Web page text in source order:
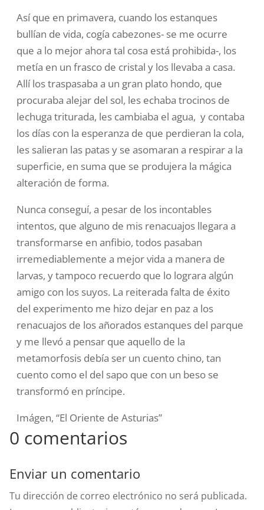
Así que en primavera, cuando los estanques
bullían de vida, cogía cabezones- se me ocurre
que a lo mejor ahora tal cosa está prohibida-, los
metía en un frasco de cristal y los llevaba a casa.
Allí los traspasaba a un gran plato hondo, que
procuraba alejar del sol, les echaba trocinos de
lechuga triturada, les cambiaba el agua, y contaba
los días con la esperanza de que perdieran la cola,
les salieran las patas y se asomaran a respirar a la
superficie, en suma que se produjera la mágica
alteración de forma.
Nunca conseguí, a pesar de los incontables
intentos, que alguno de mis renacuajos llegara a
transformarse en anfibio, todos pasaban
irremediablemente a mejor vida a manera de
larvas, y tampoco recuerdo que lo lograra algún
amigo con los suyos. La reiterada falta de éxito
del experimento me hizo dejar en paz a los
renacuajos de losañorados estanques del parque
y me llevó a pensar que aquello de la
metamorfosis debía ser un cuento chino, tan
cuento como el del sapo que con un beso se
transformó en príncipe.
Imágen, “El Oriente de Asturias”
0 comentarios
Enviar un comentario
Tu dirección de correo electrónico no será publicada.